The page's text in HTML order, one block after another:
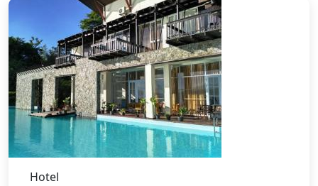
Hotel